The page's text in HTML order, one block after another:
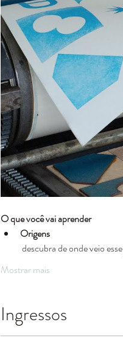
O que você vai aprender
Origens
descubra de onde veio
Mostrar mais
Ingressos